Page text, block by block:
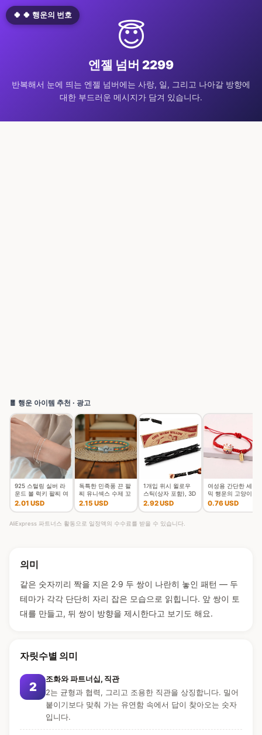
😇
엔젤 넘버 2299
반복해서 눈에 띄는 엔젤 넘버에는 사랑, 일, 그리고 나아갈 방향에
대한 부드러운 메시지가 담겨 있습니다.
🧧 행운 아이템 추천 · 광고
925 스털링 실버 라
운드 볼 럭키 팔찌 여
성 더블 레이어 스네
이크 체인 핫 최고 품
2.01 USD
독특한 민족풍 끈 팔
찌 유니섹스 수제 꼬
임 행운의 실 커플 팔
2.15 USD
1개입 위시 윌로우
스틱(상자 포함), 3D
프린팅된 소원을 담
2.92 USD
여성용 간단한 세라
믹 행운의 고양이 꼰
팔찌, 귀여운 동물 새
끼 고양이, 손으로 짠
0.76 USD
AliExpress 파트너스 활동으로 일정액의 수수료를 받을 수 있습니다.
의미
같은 숫자끼리 짝을 지은 2·9 두 쌍이 나란히 놓인 패턴 — 두
테마가 각각 단단히 자리 잡은 모습으로 읽힙니다. 앞 쌍이 토
대를 만들고, 뒤 쌍이 방향을 제시한다고 보기도 해요.
자릿수별 의미
2
조화와 파트너십, 직관
2는 균형과 협력, 그리고 조용한 직관을 상징합니다. 밀어
붙이기보다 맞춰 가는 유연함 속에서 답이 찾아오는 숫자
입니다.
🍀 🍀 행운의 번호